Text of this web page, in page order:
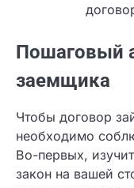
Пошаговый
заемщика
Чтобы договор
необходимо